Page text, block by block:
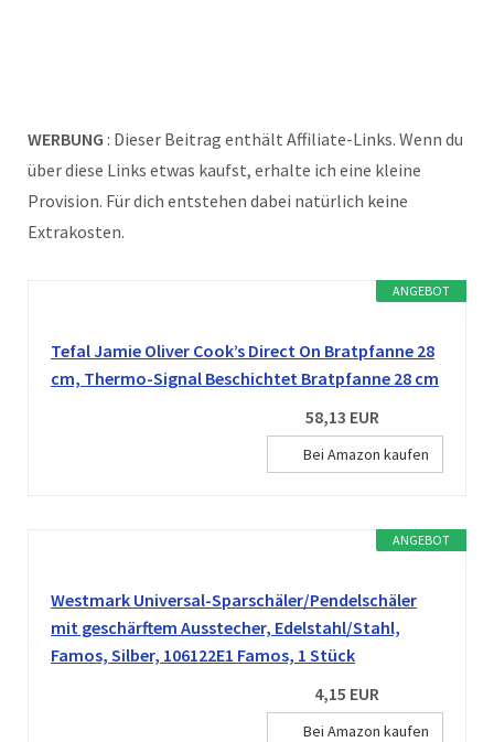
WERBUNG : Dieser Beitrag enthält Affiliate-Links. Wenn du
über diese Links etwas kaufst, erhalte ich eine kleine
Provision. Für dich entstehen dabei natürlich keine
Extrakosten.
ANGEBOT
Tefal Jamie Oliver Cook’s Direct On Bratpfanne 28
cm, Thermo-Signal Beschichtet Bratpfanne 28 cm
58,13 EUR
Bei Amazon kaufen
ANGEBOT
Westmark Universal-Sparschäler/Pendelschäler
mit geschärftem Ausstecher, Edelstahl/Stahl,
Famos, Silber, 106122E1 Famos, 1 Stück
4,15 EUR
Bei Amazon kaufen